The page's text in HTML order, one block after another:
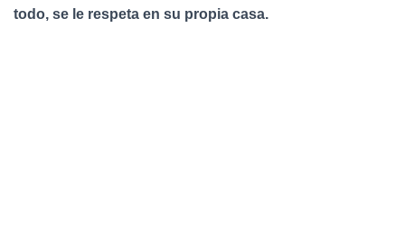
todo, se le respeta en su propia casa.